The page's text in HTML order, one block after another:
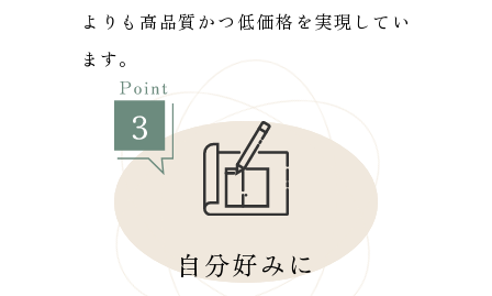
よりも高品質かつ低価格を実現してい
ます。
自分好みに